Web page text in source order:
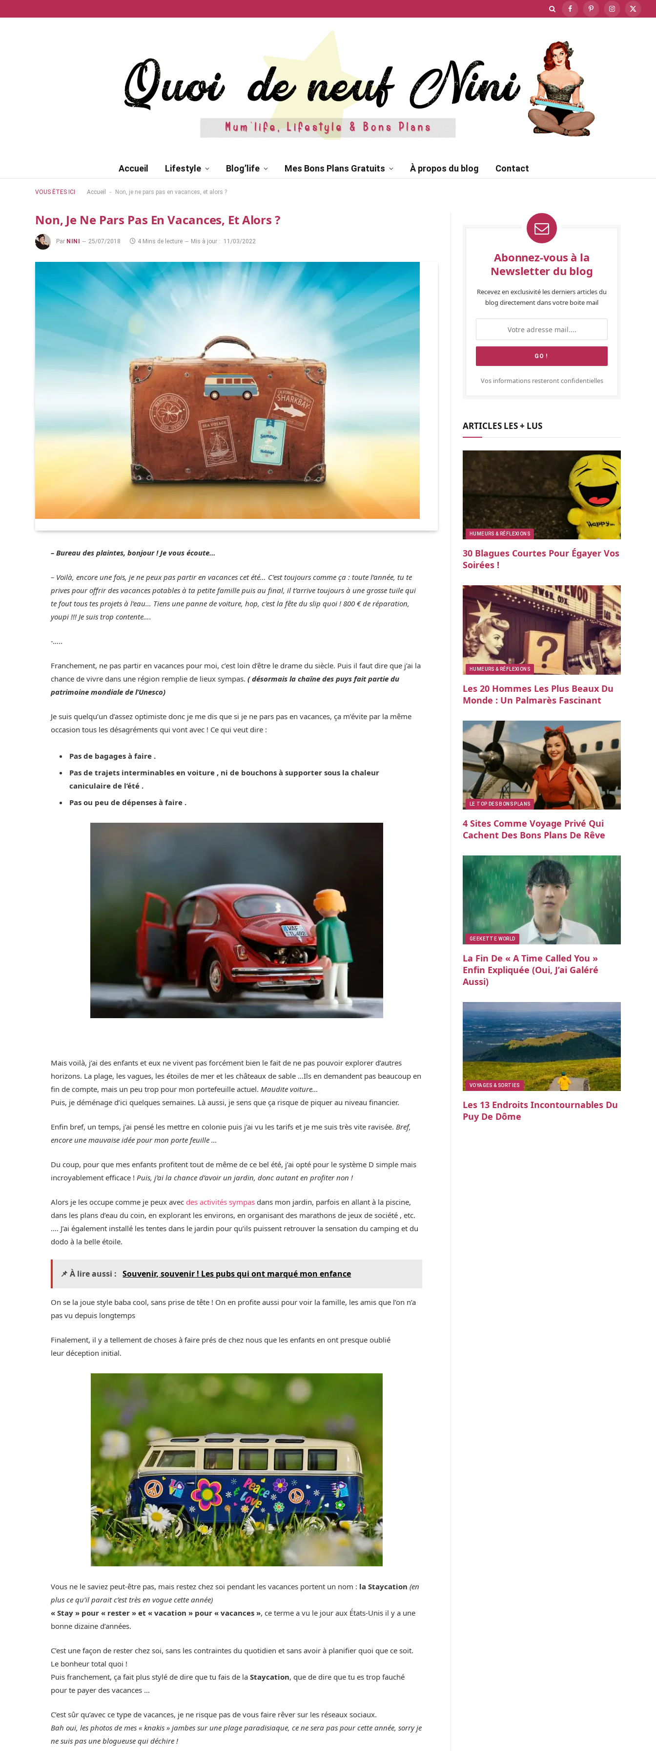
FacebookPinterestInstagram
X
Accueil Lifestyle Blog’life Mes Bons Plans Gratuits À propos du blog Contact
VOUS ÊTES ICI Accueil - Non, je ne pars pas en vacances, et alors ?
Non, Je Ne Pars Pas En Vacances, Et Alors ?
Par NINI 25/07/2018 4 Mins de lecture Mis à jour : 11/03/2022
– Bureau des plaintes, bonjour ! Je vous écoute…
– Voilà, encore une fois, je ne peux pas partir en vacances cet été… C’est toujours comme ça : toute l’année, tu te
prives pour offrir des vacances potables à ta petite famille puis au final, il t’arrive toujours à une grosse tuile qui
te fout tous tes projets à l’eau… Tiens une panne de voiture, hop, c’est la fête du slip quoi ! 800 € de réparation,
youpi !!! Je suis trop contente….
-…..
Franchement, ne pas partir en vacances pour moi, c’est loin d’être le drame du siècle. Puis il faut dire que j’ai la
chance de vivre dans une région remplie de lieux sympas.( désormais la chaîne des puys fait partie du
patrimoine mondiale de l’Unesco)
Je suis quelqu’un d’assez optimiste donc je me dis que si je ne pars pas en vacances, ça m’évite par la même
occasion tous les désagréments qui vont avec ! Ce qui veut dire :
Pas de bagages à faire .
Pas de trajets interminables en voiture , ni de bouchons à supporter sous la chaleur
caniculaire de l’été .
Pas ou peu de dépenses à faire .
Mais voilà, j’ai des enfants et eux ne vivent pas forcément bien le fait de ne pas pouvoir explorer d’autres
horizons. La plage, les vagues, les étoiles de mer et les châteaux de sable …Ils en demandent pas beaucoup en
fin de compte, mais un peu trop pour mon portefeuille actuel. Maudite voiture…
Puis, je déménage d’ici quelques semaines. Là aussi, je sens que ça risque de piquer au niveau financier.
Enfin bref, un temps, j’ai pensé les mettre en colonie puis j’ai vu les tarifs et je me suis très vite ravisée. Bref,
encore une mauvaise idée pour mon porte feuille …
Du coup, pour que mes enfants profitent tout de même de ce bel été, j’ai opté pour le système D simple mais
incroyablement efficace ! Puis, j’ai la chance d’avoir un jardin, donc autant en profiter non !
Alors je les occupe comme je peux avec des activités sympas dans mon jardin, parfois en allant à la piscine,
dans les plans d’eau du coin, en explorant les environs, en organisant des marathons de jeux de société , etc.
…. J’ai également installé les tentes dans le jardin pour qu’ils puissent retrouver la sensation du camping et du
dodo à la belle étoile.
📌 À lire aussi : Souvenir, souvenir ! Les pubs qui ont marqué mon enfance
On se la joue style baba cool, sans prise de tête ! On en profite aussi pour voir la famille, les amis que l’on n’a
pas vu depuis longtemps
Finalement, il y a tellement de choses à faire prés de chez nous que les enfants en ont presque oublié
leur déception initial.
Vous ne le saviez peut-être pas, mais restez chez soi pendant les vacances portent un nom : la Staycation(en
plus ce qu’il parait c’est très en vogue cette année)
« Stay » pour « rester » et « vacation » pour « vacances », ce terme a vu le jour aux États-Unis il y a une
bonne dizaine d’années.
C’est une façon de rester chez soi, sans les contraintes du quotidien et sans avoir à planifier quoi que ce soit.
Le bonheur total quoi !
Puis franchement, ça fait plus stylé de dire que tu fais de laStaycation, que de dire que tu es trop fauché
pour te payer des vacances …
C’est sûr qu’avec ce type de vacances, je ne risque pas de vous faire rêver sur les réseaux sociaux.
Bah oui, les photos de mes « knakis » jambes sur une plage paradisiaque, ce ne sera pas pour cette année, sorry je
ne suis pas une blogueuse qui déchire !
Abonnez-vous à la
Newsletter du blog
Recevez en exclusivité les derniers articles du
blog directement dans votre boite mail
Vos informations resteront confidentielles
ARTICLES LES + LUS
HUMEURS & RÉFLEXIONS
30 Blagues Courtes Pour Égayer Vos
Soirées !
HUMEURS & RÉFLEXIONS
Les 20 Hommes Les Plus Beaux Du
Monde : Un Palmarès Fascinant
LE TOP DES BONS PLANS
4 Sites Comme Voyage Privé Qui
Cachent Des Bons Plans De Rêve
GEEKETTE WORLD
La Fin De « A Time Called You »
Enfin Expliquée (oui, J’ai Galéré
Aussi)
VOYAGES & SORTIES
Les 13 Endroits Incontournables Du
Puy De Dôme